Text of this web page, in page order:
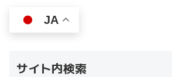
JA
サイト内検索